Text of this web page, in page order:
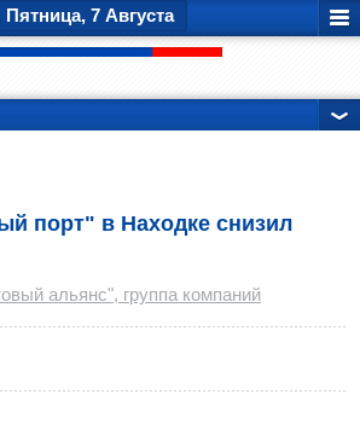
Пятница, 7 Августа
порт" в Находке снизил
альянс", группа компаний